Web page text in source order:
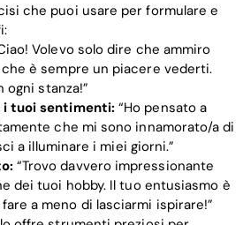
che puoi usare per formulare e
Volevo solo dire che ammiro
è sempre un piacere vederti.
stanza!”
i tuoi sentimenti: “Ho pensato a
che mi sono innamorato/a di
a illuminare i miei giorni.”
“Trovo davvero impressionante
dei tuoi hobby. Il tuo entusiasmo è
a meno di lasciarmi ispirare!”